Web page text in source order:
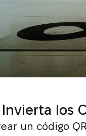
los
un código